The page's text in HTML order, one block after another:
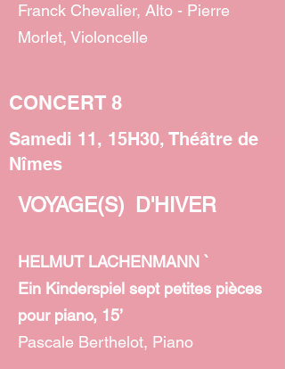
Franck Chevalier, Alto - Pierre
Morlet, Violoncelle
CONCERT 8
Samedi 11, 15H30, Théâtre de
Nîmes
VOYAGE(S) D'HIVER
HELMUT LACHENMANN `
Ein Kinderspiel sept petites pièces
pour piano, 15’
Pascale Berthelot, Piano